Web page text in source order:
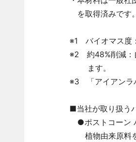
を取得済みです。
※1 バイオマス度
※2 約48%削減：
ます。
※3 「アイアンラ
■当社が取り扱う
●ポストコーン
植物由来原料を